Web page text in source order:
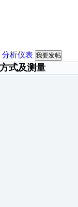
分析仪表 我要发帖
式及测量